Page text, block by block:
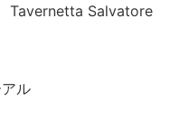
Tavernetta Salvatore
ル